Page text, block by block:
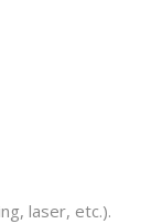
laser, etc.).